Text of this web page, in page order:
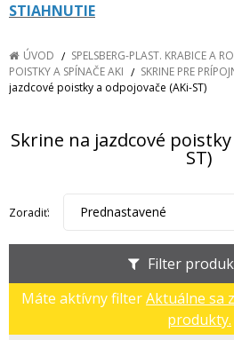
STIAHNUTIE
ÚVOD SPELSBERG-PLAST. KRABICE A
POISTKY A SPÍNAČE AKI
SKRINE PRE
jazdcové poistky a odpojovače (AKi-ST)
Skrine na jazdcové
ST)
Filter
Zoradiť: Prednastavené
Máte aktívny filterAktuálne sa
produkty.